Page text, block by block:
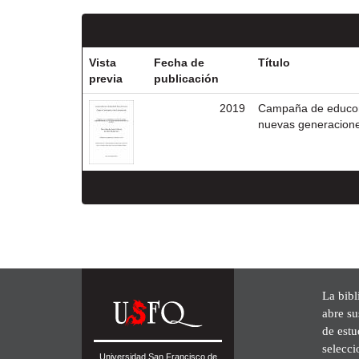
Vista
previa
Fecha de
publicación
Título
2019
Campaña de
nuevas
Universidad San Francisco de
La
abre
de